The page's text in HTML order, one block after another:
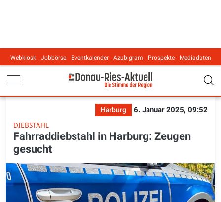
Main navigation
Webkiosk Jobbörse Eventkalender Azubigram Prospekte Mediadaten
Harburg
6. Januar 2025, 09:52
DIEBSTAHL
Fahrraddiebstahl in Harburg: Zeugen
gesucht